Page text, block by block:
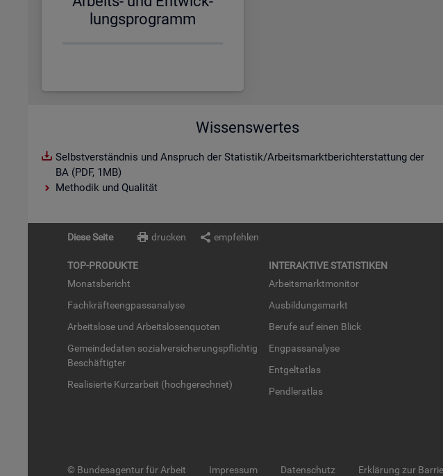
lungs­pro­gramm
Wissenswertes
Selbstverständnis und Anspruch der Statistik/Arbeitsmarktberichterstattung der
BA (PDF, 1MB)
Methodik und Qualität
Diese Seite drucken empfehlen
TOP-PRO­DUK­TE
Mo­nats­be­richt
Fach­kräf­te­eng­pass­ana­ly­se
Ar­beits­lo­se und Ar­beits­lo­sen­quo­ten
Ge­mein­de­da­ten so­zi­al­ver­si­che­rungs­pflich­tig
Be­schäf­tig­ter
Rea­li­sier­te Kurz­ar­beit (hoch­ge­rech­net)
IN­TER­AK­TI­VE STA­TIS­TI­KEN
Ar­beits­markt­mo­ni­tor
Aus­bil­dungs­markt
Be­ru­fe auf einen Blick
Eng­pass­ana­ly­se
Ent­gel­t­at­las
Pend­ler­at­las
© Bundesagentur für Arbeit Impressum Datenschutz Erklärung zur